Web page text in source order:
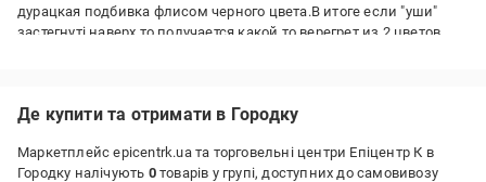
дурацкая подбивка флисом черного цвета.В итоге если "уши"
застегнуті наверх,то получается какой то верегрет из 2 цветов...
Де купити та отримати в Городку
Маркетплейс epicentrk.ua та торговельні центри Епіцентр К в
Городку налічують 0товарів у групі, доступних до самовивозу